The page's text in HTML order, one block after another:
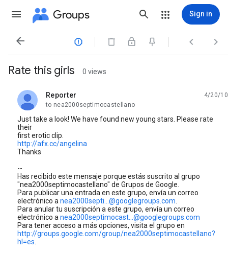
Groups Sign in
   
Rate this girls 0 views
Reporter
unread,
4/20/10
to nea2000septimocastellano
Just take a look! We have found new young stars. Please rate
their
first erotic clip.
http://afx.cc/angelina
Thanks
--
Has recibido este mensaje porque estás suscrito al grupo
"nea2000septimocastellano" de Grupos de Google.
Para publicar una entrada en este grupo, envía un correo
electrónico a nea2000septi...@googlegroups.com
Para anular tu suscripción a este grupo, envía un correo
electrónico a nea2000septimocast...@googlegroups.com
Para tener acceso a más opciones, visita el grupo en
http://groups.google.com/group/nea2000septimocastellano?
hl=es